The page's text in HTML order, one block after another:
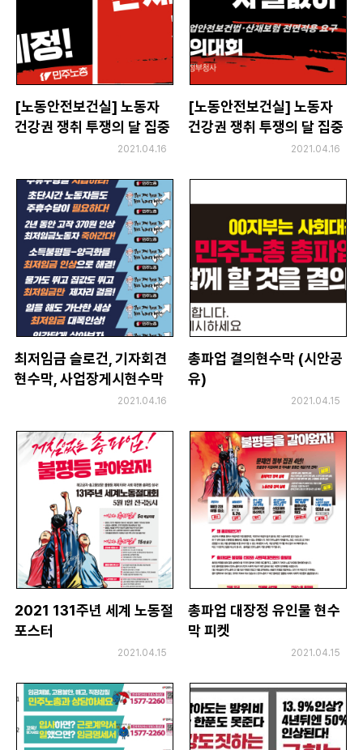
[노동안전보건실] 노동자
건강권 쟁취 투쟁의 달 집중
2021.04.16
[노동안전보건실] 노동자
건강권 쟁취 투쟁의 달 집중
2021.04.16
최저임금 슬로건, 기자회견
현수막, 사업장게시현수막
2021.04.16
총파업 결의현수막 (시안공
유)
2021.04.15
2021 131주년 세계 노동절
포스터
2021.04.15
총파업 대장정 유인물 현수
막 피켓
2021.04.15